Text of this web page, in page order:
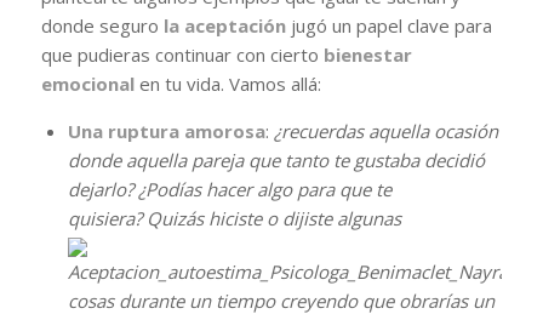
donde seguro la aceptaciónjugó un papel clave para
que pudieras continuar con cierto bienestar
emocionalen tu vida. Vamos allá:
Una ruptura amorosa: ¿recuerdas aquella ocasión
donde aquella pareja que tanto te gustaba decidió
dejarlo? ¿Podías hacer algo para que te
quisiera? Quizás hiciste o dijiste algunas
cosas durante un tiempo creyendo que obrarías un